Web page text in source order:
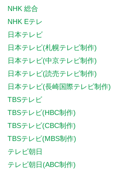
NHK 総合
NHK Eテレ
日本テレビ
日本テレビ(札幌テレビ制作)
日本テレビ(中京テレビ制作)
日本テレビ(読売テレビ制作)
日本テレビ(長崎国際テレビ制作)
TBSテレビ
TBSテレビ(HBC制作)
TBSテレビ(CBC制作)
TBSテレビ(MBS制作)
テレビ朝日
テレビ朝日(ABC制作)